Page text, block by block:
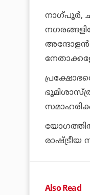
നാഗ്പൂര്‍,
അന്ദോളന്‍
യോഗത്തില്‍
രാഷ്ട്രീയ
Also Read